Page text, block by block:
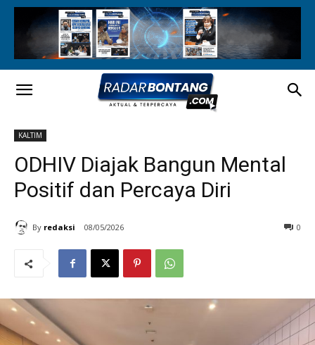
KALTIM
ODHIV Diajak Bangun Mental
Positif dan Percaya Diri
By redaksi 08/05/2026 0